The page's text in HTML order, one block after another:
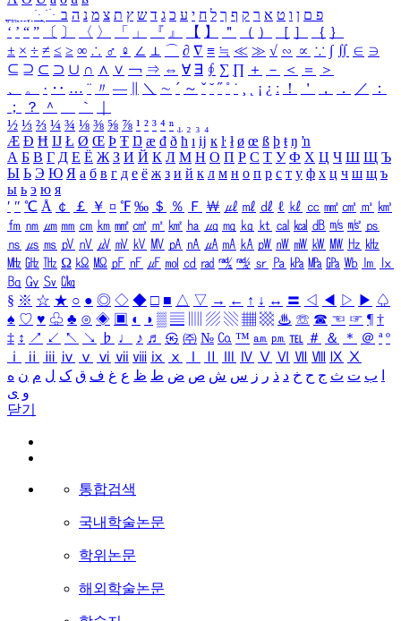
ִֶֹ ֻּ ׁׂ פ ם ן ו ט א ר ק ף ך ל ח י ע כ ג ד ש ץ ת צ מ נ ה ב
‘ ’ “ ” 〔 〕 〈 〉 「 」 『 』 【 】 ＂ （ ） ［ ］ ｛ ｝
± × ÷ ≠ ≤ ≥ ∞ ∴ ♂ ♀ ∠ ⊥ ⌒ ∂ ∇ ≡ ≒ ≪ ≫ √ ∽ ∝ ∵ ∫ ∬ ∈ ∋
⊆ ⊇ ⊂ ⊃ ∪ ∩ ∧ ∨ ￢ ⇒ ⇔ ∀ ∃ ∮ ∑ ∏ ＋ － ＜ ＝
＞
、
。 · ‥ … ¨ 〃 ― ＼ ∼ ´ ～ ˇ ˘ ˝ ˚ ˙ ¸ ¡ ¿ ː ！ ＇ ， ． ／
：
；
？ ＾ ｀
½ ⅓ ⅔ ¼ ¾ ⅛ ⅜ ⅝ ⅞ ¹ ² ³ ⁴ ⁿ ₁ ₂ ₃ ₄
Æ Ð Ħ Ĳ Ł Ø Œ Þ Ŧ Ŋ æ đ ð ħ ı ĳ ĸ ŀ ł ø œ ß þ ŧ ŋ ŉ
А Б В Г Д Е Ё Ж З И Й К Л М Н О П Р С Т У Ф Х Ц Ч Ш Щ Ъ
Ы Ь Э Ю Я а б в г д е ё ж з и й к л м н о п р с т у ф х ц ч ш щ ъ
ы ь э ю я
′ ″ ℃ Å ￠ ￡ ￥ ¤ ℉ ‰ ＄ ％ Ｆ ￦ ㎕ ㎖ ㎗ ℓ ㎘ ㏄ ㎣ ㎤ ㎥ ㎦
㎙ ㎚ ㎛ ㎜ ㎝ ㎞ ㎟ ㎠ ㎡ ㎢ ㏊ ㎍ ㎎ ㎏ ㏏ ㎈ ㎉ ㏈ ㎧ ㎨ ㎰
㎱ ㎲ ㎳ ㎴ ㎵ ㎶ ㎷ ㎸ ㎹ ㎀ ㎁ ㎂ ㎃ ㎄ ㎺ ㎻ ㎽ ㎾ ㎿ ㎐ ㎑
㎒ ㎓ ㎔ Ω ㏀ ㏁ ㎊ ㎋ ㎌ ㏖ ㏅ ㎭ ㎮ ㎯ ㏛ ㎩ ㎪ ㎫ ㎬ ㏝ ㏐
㏓
㏃ ㏉ ㏜ ㏆
§ ※ ☆ ★ ○ ● ◎ ◇ ◆ □ ■ △ ▽ → ← ↑ ↓ ↔ 〓 ◁ ◀ ▷ ▶ ♤
♠ ♡ ♥ ♧ ♣ ⊙ ◈ ▣ ◐ ◑ ▒ ▤ ▨ ▧ ▦ ▩ ♨ ☏ ☎ ☜ ☞ ¶ †
‡ ↕ ↗ ↙ ↖ ↘ ♭ ♩ ♪ ♬ ㉿ ㈜ № ㏇ ™ ㏂ ㏘ ℡ ＃ ＆ ＊ ＠ ª º
ⅰ
ⅱ ⅲ ⅳ ⅴ ⅵ ⅶ ⅷ ⅸ ⅹ Ⅳ Ⅴ Ⅵ Ⅶ Ⅷ Ⅸ Ⅹ
ب ت ث ج ح خ د ذ ر ز س ش ص ض ط ظ ع غ ف ق ک ل م ن ه
و ی
닫기
통합검색
국내학술논문
학위논문
해외학술논문